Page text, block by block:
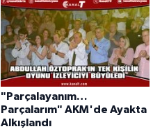
"Parçalayanım…
Parçalarım" AKM'de Ayakta
Alkışlandı